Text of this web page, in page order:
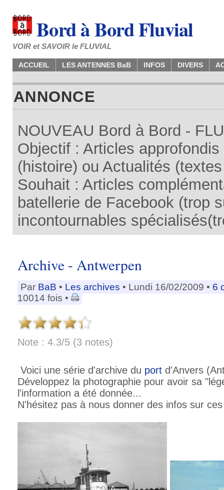
Bord à Bord Fluvial
VOIR et SAVOIR le FLUVIAL
ACCUEIL LES ANTENNES BaB INFOS DIVERS
ANNONCE
NOUVEAU Bord à Bord -
Objectif : Articles
(histoire) ou Actualités
Souhait : Articles
batellerie de Facebook (trop
incontournables
Archive - Antwerpen
Par BaB • Les archives • Lundi 16/02/2009 • 6
10014 fois •
Note : 4.3/5 (3 notes)
Voici une série d'archive du port d'Anvers
Développez la photographie pour avoir sa
l'information a été donnée...
N'hésitez pas à nous donner des infos sur